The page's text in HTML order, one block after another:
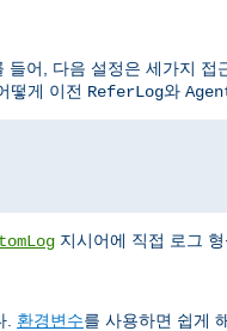
어, 다음 설정은 세가지 접
떻게 이전 ReferLog와
지시어에 직접 로그
환경변수를 사용하면 쉽게